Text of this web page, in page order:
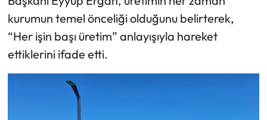
kurumun temel önceliği olduğunu belirterek,
“Her işin başı üretim” anlayışıyla hareket
ettiklerini ifade etti.